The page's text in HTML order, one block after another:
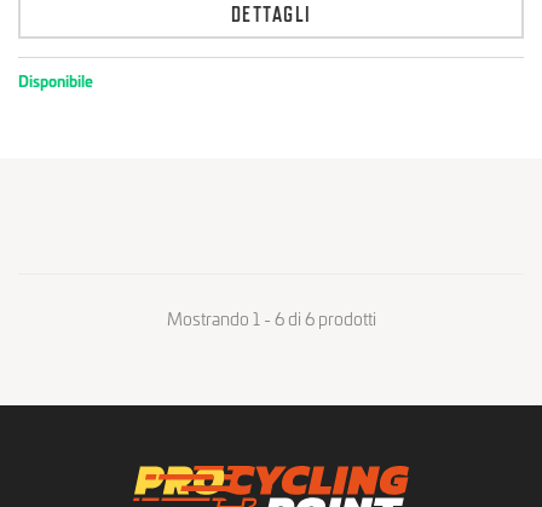
DETTAGLI
Disponibile
Mostrando 1 - 6 di 6 prodotti